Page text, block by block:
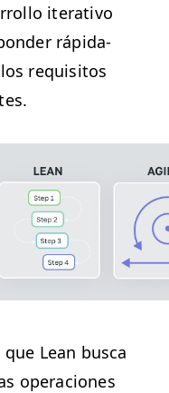
iter­a­ti­vo
ráp­i­da­
req­ui­si­tos
Lean bus­ca
opera­ciones